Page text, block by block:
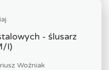
- ślusarz
I)
Woźniak